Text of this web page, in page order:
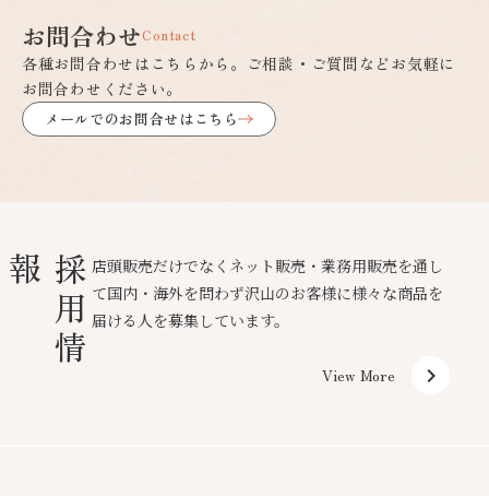
お問合わせContact
各種お問合わせはこちらから。ご相談・ご質問などお気軽に
お問合わせください。
メールでのお問合せはこちら
採
用
情
報
店頭販売だけでなくネット販売・業務用販売を通し
て国内・海外を問わず沢山のお客様に様々な商品を
届ける人を募集しています。
View More keyboard_arrow_right